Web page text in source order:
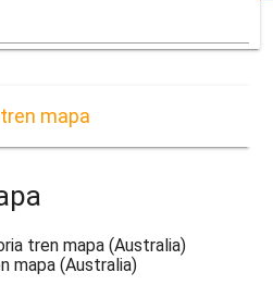
mapa
tren mapa (Australia)
mapa (Australia)